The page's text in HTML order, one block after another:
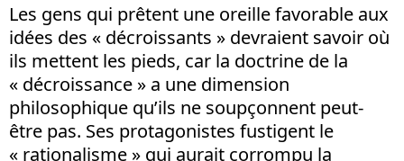
Les gens qui prêtent une oreille favorable aux
idées des « décroissants » devraient savoir où
ils mettent les pieds, car la doctrine de la
« décroissance » a une dimension
philosophique qu’ils ne soupçonnent peut-
être pas. Ses protagonistes fustigent le
« rationalisme » qui aurait corrompu la